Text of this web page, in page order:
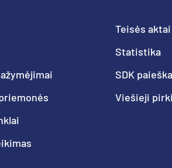
Teisės aktai
Statistika
SDK paieška
Viešieji